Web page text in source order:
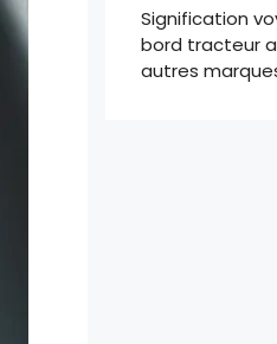
Signification
bord tracteur
autres